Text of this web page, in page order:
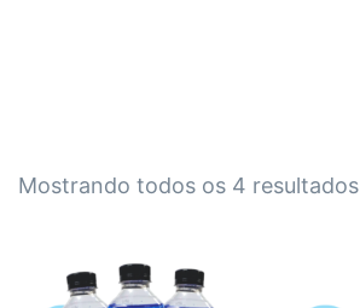
Mostrando todos os 4 resultados